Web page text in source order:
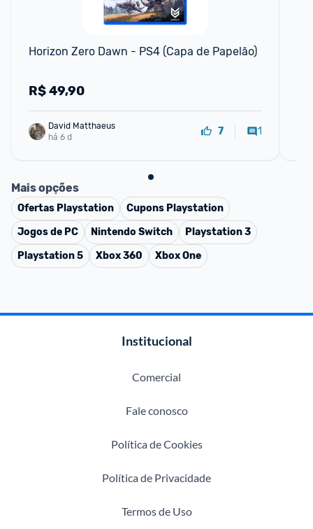
Horizon Zero Dawn - PS4 (Capa de Papelão)
R$49,90
há 6 d
7 1
Mais opções
Ofertas Playstation Cupons Playstation
Jogos de PC
Nintendo Switch
Playstation 3
Playstation 5
Xbox 360 Xbox One
Institucional
Comercial
Fale conosco
Política de Cookies
Política de Privacidade
Termos de Uso